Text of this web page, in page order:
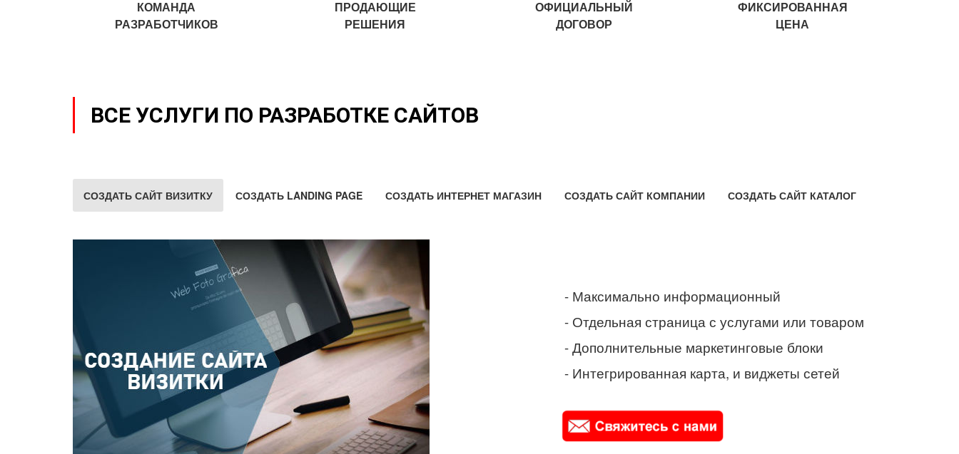
КОМАНДА
РАЗРАБОТЧИКОВ
ПРОДАЮЩИЕ
РЕШЕНИЯ
ОФИЦИАЛЬНЫЙ
ДОГОВОР
ФИКСИРОВАННАЯ
ЦЕНА
ВСЕ УСЛУГИ ПО РАЗРАБОТКЕ САЙТОВ
СОЗДАТЬ САЙТ ВИЗИТКУ СОЗДАТЬ LANDING PAGE СОЗДАТЬ ИНТЕРНЕТ МАГАЗИН СОЗДАТЬ САЙТ КОМПАНИИ СОЗДАТЬ САЙТ КАТАЛОГ
- Максимально информационный
- Отдельная страница с услугами или товаром
- Дополнительные маркетинговые блоки
- Интегрированная карта, и виджеты сетей